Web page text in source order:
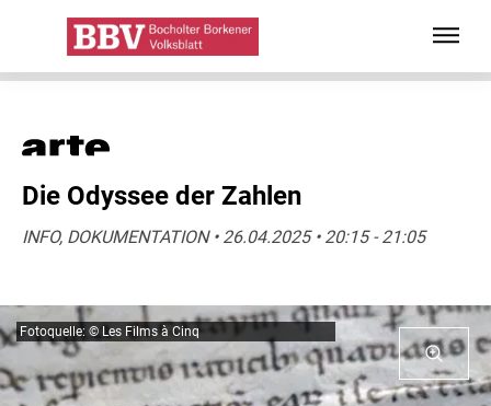
Die Odyssee der Zahlen
INFO, DOKUMENTATION • 26.04.2025 • 20:15 - 21:05
Fotoquelle: © Les Films à Cinq